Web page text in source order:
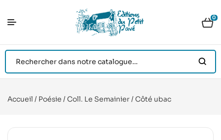
0
Accueil / Poésie / Coll. Le Semainier/ Côté ubac